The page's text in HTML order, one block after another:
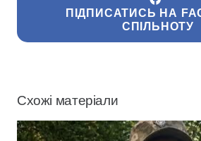
ПІДПИСАТИСЬ НА
СПІЛЬНОТУ
Схожі матеріали